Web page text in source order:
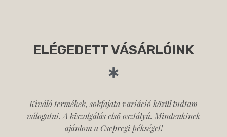
ELÉGEDETT VÁSÁRLÓINK
Kiváló termékek, sokfajata variáció közül tudtam
válogatni. A kiszolgálás első osztályú. Mindenkinek
ajánlom a Csepregi pékséget!